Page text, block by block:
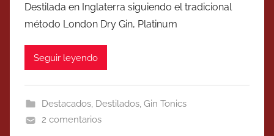
Destilada en Inglaterra siguiendo el tradicional
método London Dry Gin, Platinum
Seguir leyendo
Destacados, Destilados, Gin Tonics
2 comentarios